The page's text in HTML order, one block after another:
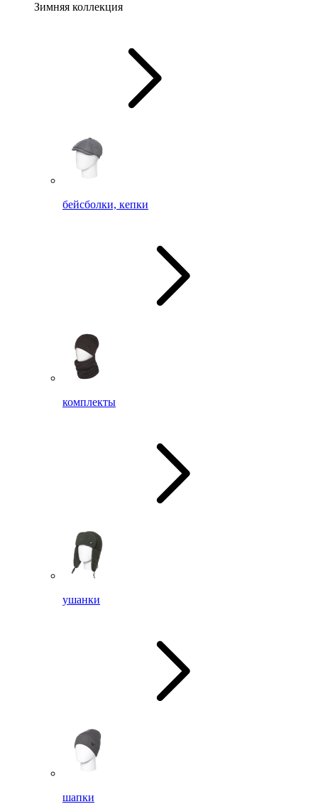
Зимняя коллекция
бейсболки, кепки
комплекты
ушанки
шапки